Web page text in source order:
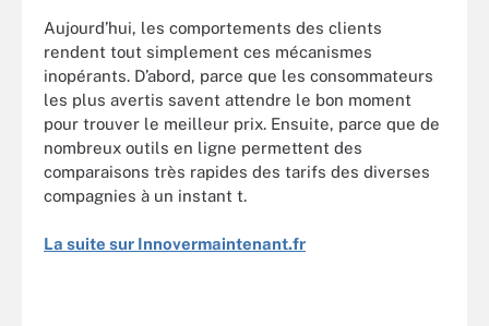
Aujourd’hui, les comportements des clients
rendent tout simplement ces mécanismes
inopérants. D’abord, parce que les consommateurs
les plus avertis savent attendre le bon moment
pour trouver le meilleur prix. Ensuite, parce que de
nombreux outils en ligne permettent des
comparaisons très rapides des tarifs des diverses
compagnies à un instant t.
La suite sur Innovermaintenant.fr